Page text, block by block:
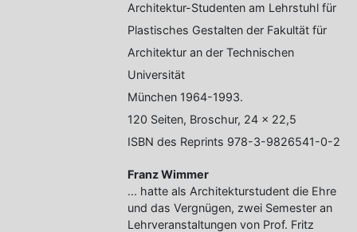
Architektur-Studenten am Lehrstuhl für
Plastisches Gestalten der Fakultät für
Architektur an der Technischen
Universität
München 1964-1993.
120 Seiten, Broschur, 24 x 22,5
ISBN des Reprints 978-3-9826541-0-2
Franz Wimmer
... hatte als Architekturstudent die Ehre
und das Vergnügen, zwei Semester an
Lehrveranstaltungen von Prof. Fritz